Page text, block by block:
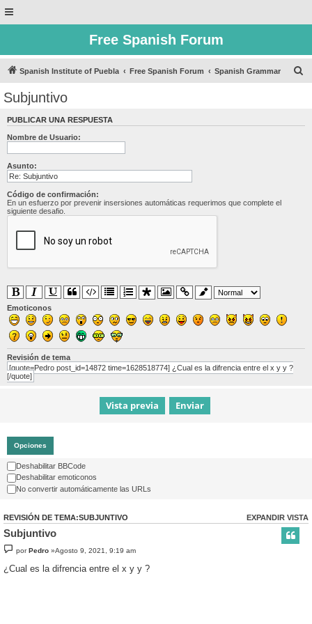
Free Spanish Forum
Spanish Institute of Puebla Free Spanish Forum Spanish Grammar
Subjuntivo
PUBLICAR UNA RESPUESTA
Nombre de Usuario:
Asunto:
Código de confirmación:
En un esfuerzo por prevenir insersiones automáticas requerimos que complete el
siguiente desafio.
Emoticonos
Revisión de tema
[quote=Pedro post_id=14872 time=1628518774] ¿Cual es la difrencia entre el x y y ?
[/quote]
Opciones
Deshabilitar BBCode
Deshabilitar emoticonos
No convertir automáticamente las URLs
EXPANDIR VISTA
REVISIÓN DE TEMA:SUBJUNTIVO
Subjuntivo
porPedro »Agosto 9, 2021, 9:19 am
¿Cual es la difrencia entre el x y y ?